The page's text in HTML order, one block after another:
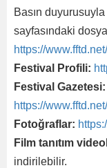
Basın
sayfasındaki
https://
Festival Profili:
Festival Gazetesi:
https://
Fotoğraflar:
Film tanıtım
indirilebilir.